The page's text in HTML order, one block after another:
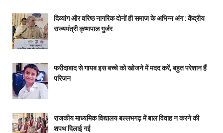
दिव्यांग और वरिष्ठ नागरिक दोनों ही समाज के अभिन्न अंग : केंद्रीय
राज्यमंत्री कृष्णपाल गुर्जर
फरीदाबाद से गायब इस बच्चे को खोजने में मदद करें, बहुत परेशान हैं
परिजन
राजकीय माध्यमिक विद्यालय बल्लभगढ़ में बाल विवाह न करने की
शपथ दिलाई गई